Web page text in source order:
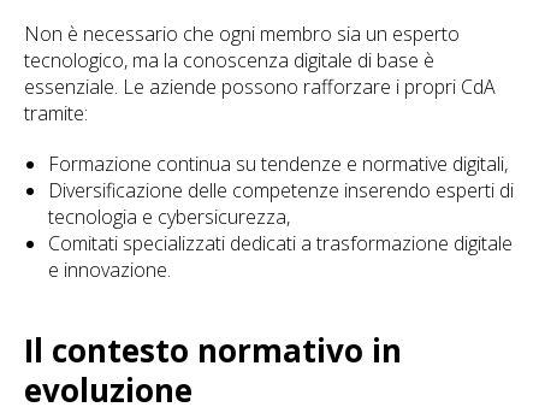
Non è necessario che ogni membro sia un esperto
tecnologico, ma la conoscenza digitale di base è
essenziale. Le aziende possono rafforzare i propri CdA
tramite:
Formazione continua su tendenze e normative digitali,
Diversificazione delle competenze inserendo esperti di
tecnologia e cybersicurezza,
Comitati specializzati dedicati a trasformazione digitale
e innovazione.
Il contesto normativo in
evoluzione